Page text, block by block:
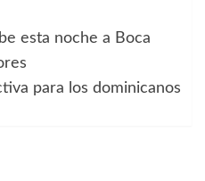
esta noche a Boca
para los dominicanos